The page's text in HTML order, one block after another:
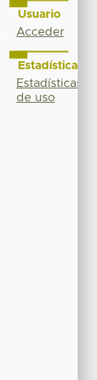
Usuario
Acceder
Estadísticas
Estadísticas
de uso